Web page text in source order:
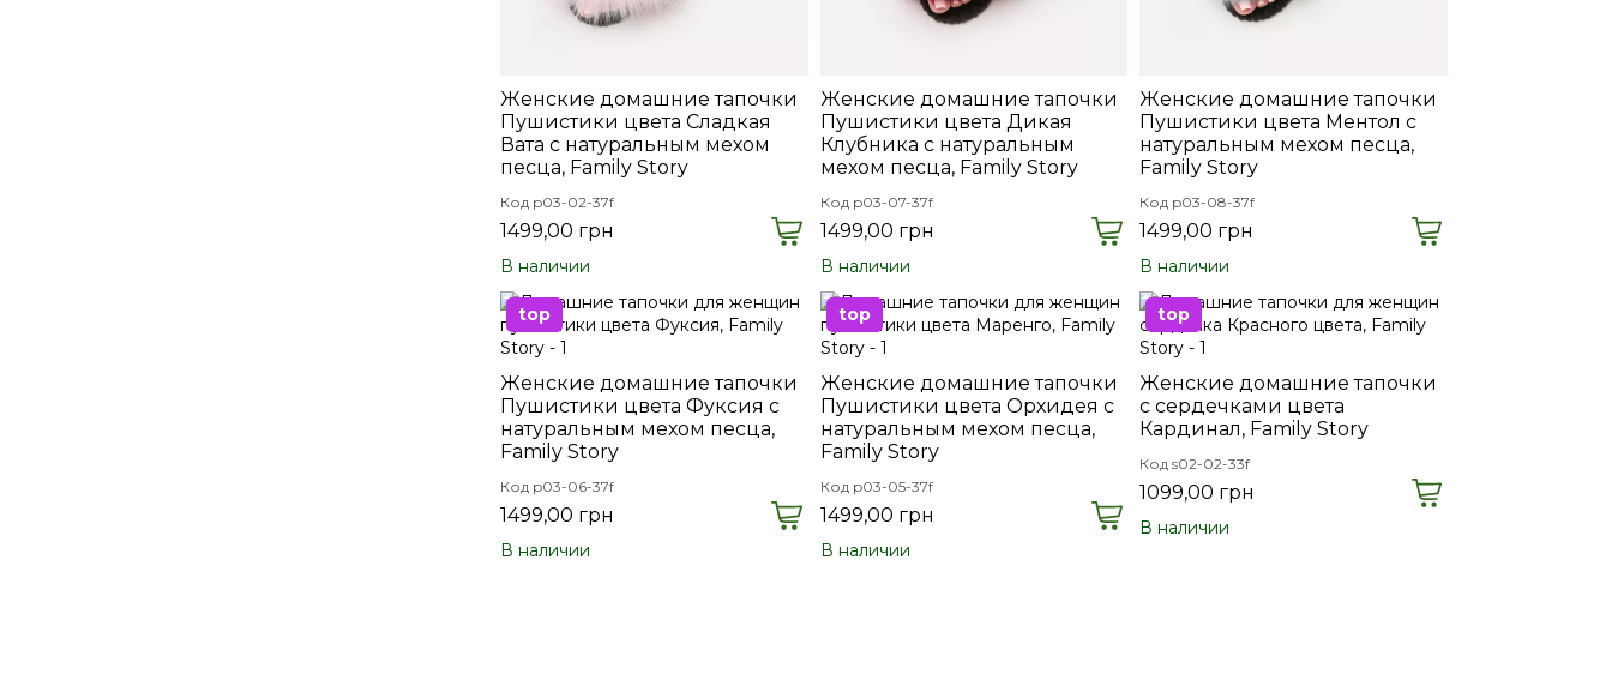
Женские домашние тапочки
Пушистики цвета Сладкая
Вата с натуральным мехом
песца, Family Story
Код p03-02-37f
1499,00 грн
В наличии
Женские домашние тапочки
Пушистики цвета Дикая
Клубника с натуральным
мехом песца, Family Story
Код p03-07-37f
1499,00 грн
В наличии
Женские домашние тапочки
Пушистики цвета Ментол с
натуральным мехом песца,
Family Story
Код p03-08-37f
1499,00 грн
В наличии
Женские домашние тапочки
Пушистики цвета Фуксия с
натуральным мехом песца,
Family Story
Код p03-06-37f
1499,00 грн
В наличии
top
Женские домашние тапочки
Пушистики цвета Орхидея с
натуральным мехом песца,
Family Story
Код p03-05-37f
1499,00 грн
В наличии
top
Женские домашние тапочки
с сердечками цвета
Кардинал, Family Story
Код s02-02-33f
1099,00 грн
В наличии
top